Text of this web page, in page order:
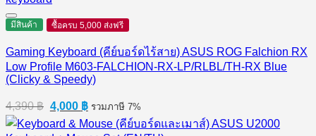
มีสินค้า ซื้อครบ 5,000 ส่งฟรี
Gaming Keyboard (คีย์บอร์ดไร้สาย) ASUS ROG Falchion RX
Low Profile M603-FALCHION-RX-LP/RLBL/TH-RX Blue
(Clicky & Speedy)
4,390฿ Original
price
was:
4,000 ฿Current
price
is:
รวมภาษี 7%